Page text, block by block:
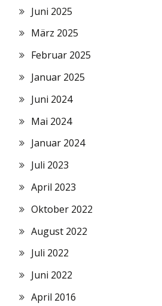
Juni 2025
März 2025
Februar 2025
Januar 2025
Juni 2024
Mai 2024
Januar 2024
Juli 2023
April 2023
Oktober 2022
August 2022
Juli 2022
Juni 2022
April 2016